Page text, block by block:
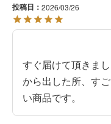
投稿日 2026/03/26
すぐ届けて頂きま
から出した所、す
い商品です。